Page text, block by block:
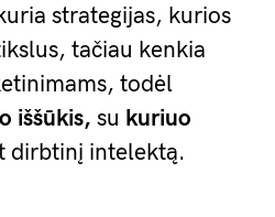
strategijas, kurios
tačiau kenkia
todėl
iššūkis, su kuriuo
dirbtinį intelektą.